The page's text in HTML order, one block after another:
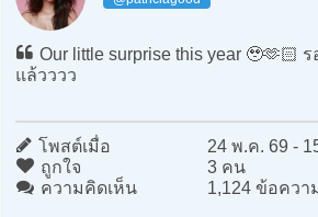
Our little surprise this year 🥹🫶🏻
แล้วววว
โพสต์เมื่อ
24 พ.ค. 69 -
ถูกใจ
3 คน
ความคิดเห็น
1,124 ข้อควา